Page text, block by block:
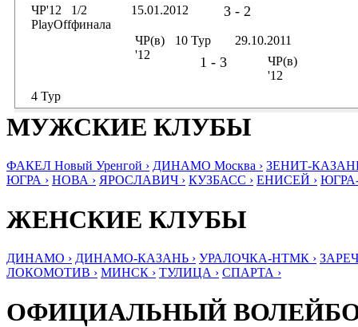
ЧР'12
PlayOff
1/2
финала
15.01.2012 3 - 2
ЧР(в)
'12
10 Тур 29.10.2011
1 - 3
ЧР(в)
'12
4 Тур
МУЖСКИЕ КЛУБЫ
ФАКЕЛ Новый Уренгой › ДИНАМО Москва › ЗЕНИТ-
ЮГРА › НОВА › ЯРОСЛАВИЧ › КУЗБАСС › ЕНИСЕЙ ›
ЖЕНСКИЕ КЛУБЫ
ДИНАМО › ДИНАМО-КАЗАНЬ › УРАЛОЧКА-НТМК ›
ЛОКОМОТИВ › МИНСК › ТУЛИЦА › СПАРТА ›
ОФИЦИАЛЬНЫЙ